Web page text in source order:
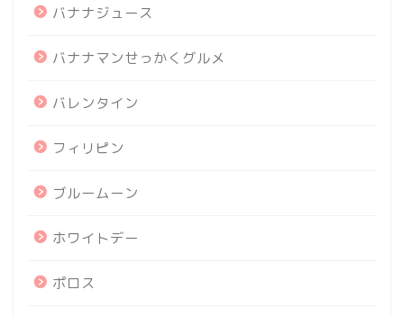
バナナジュース
バナナマンせっかくグルメ
バレンタイン
フィリピン
ブルームーン
ホワイトデー
ポロス